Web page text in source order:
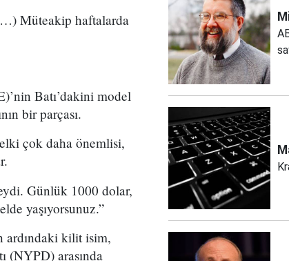
Müteakip haftalarda
Batı’dakini model
bir parçası.
çok daha önemlisi,
Günlük 1000 dolar,
yaşıyorsunuz.”
ardındaki kilit isim,
(NYPD) arasında